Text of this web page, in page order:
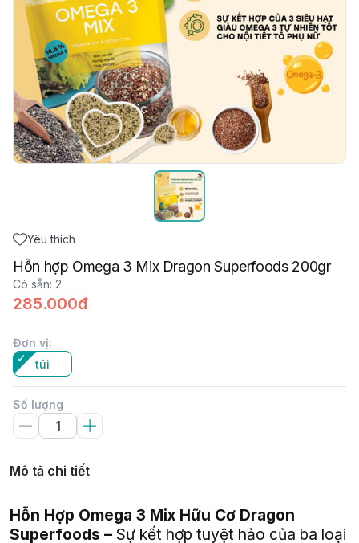
Yêu thích
Hỗn hợp Omega 3 Mix Dragon Superfoods 200gr
Có sẵn: 2
285.000đ
Đơn vị:
túi
Số lượng
Mô tả chi tiết
Hỗn Hợp Omega 3 Mix Hữu Cơ Dragon
Superfoods – Sự kết hợp tuyệt hảo của ba loại